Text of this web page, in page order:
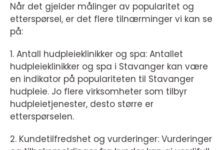
Når det gjelder målinger av popularitet og
etterspørsel, er det flere tilnærminger vi kan se
på:
1. Antall hudpleieklinikker og spa: Antallet
hudpleieklinikker og spa i Stavanger kan være
en indikator på populariteten til Stavanger
hudpleie. Jo flere virksomheter som tilbyr
hudpleietjenester, desto større er
etterspørselen.
2. Kundetilfredshet og vurderinger: Vurderinger